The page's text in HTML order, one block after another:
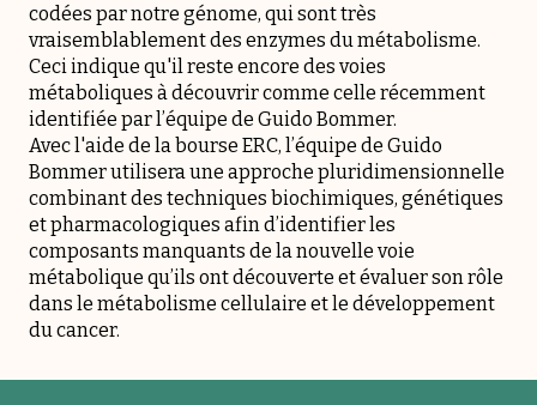
codées par notre génome, qui sont très
vraisemblablement des enzymes du métabolisme.
Ceci indique qu'il reste encore des voies
métaboliques à découvrir comme celle récemment
identifiée par l’équipe de Guido Bommer.
Avec l'aide de la bourse ERC, l’équipe de Guido
Bommer utilisera une approche pluridimensionnelle
combinant des techniques biochimiques, génétiques
et pharmacologiques afin d’identifier les
composants manquants de la nouvelle voie
métabolique qu’ils ont découverte et évaluer son rôle
dans le métabolisme cellulaire et le développement
du cancer.